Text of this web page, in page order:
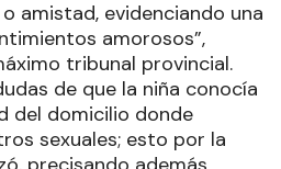
amistad, evidenciando una
amorosos”,
tribunal provincial.
de que la niña conocía
del domicilio donde
sexuales; esto por la